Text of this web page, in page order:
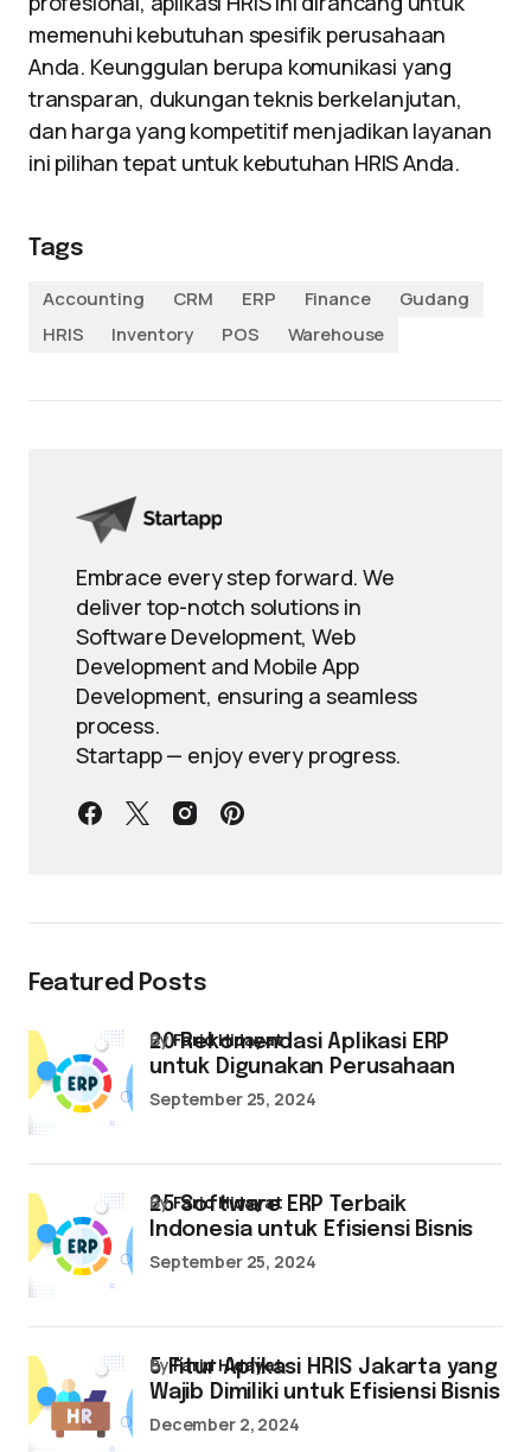
memenuhi kebutuhan spesifik perusahaan
Anda. Keunggulan berupa komunikasi yang
transparan, dukungan teknis berkelanjutan,
dan harga yang kompetitif menjadikan layanan
ini pilihan tepat untuk kebutuhan HRIS Anda.
Tags
Accounting
CRM ERP Finance
Gudang
HRIS
Inventory POS Warehouse
Embrace every step forward. We
deliver top-notch solutions in
Software Development, Web
Development and Mobile App
Development, ensuring a seamless
process.
Startapp — enjoy every progress.
Featured Posts
20 Rekomendasi Aplikasi ERP
untuk Digunakan Perusahaan
byFarid Hidayat
September 25, 2024
25 Software ERP Terbaik
Indonesia untuk Efisiensi Bisnis
byFarid Hidayat
September 25, 2024
5 Fitur Aplikasi HRIS Jakarta yang
Wajib Dimiliki untuk Efisiensi Bisnis
byFarid Hidayat
December 2, 2024